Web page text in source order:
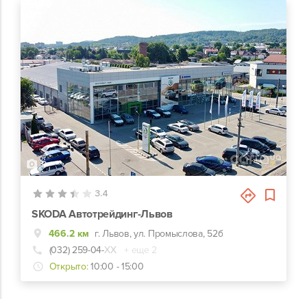
9
3.4
SKODA Автотрейдинг-Львов
466.2 км г. Львов, ул. Промыслова, 52б
(032) 259-04-ХХ
+ еще 2
Открыто: 10:00 - 15:00